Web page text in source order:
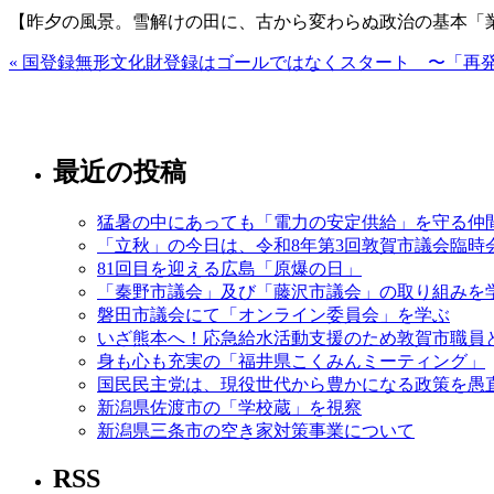
【昨夕の風景。雪解けの田に、古から変わらぬ政治の基本
« 国登録無形文化財登録はゴールではなくスタート 〜「再
最近の投稿
猛暑の中にあっても「電力の安定供給」を守る仲
「立秋」の今日は、令和8年第3回敦賀市議会臨時
81回目を迎える広島「原爆の日」
「秦野市議会」及び「藤沢市議会」の取り組みを
磐田市議会にて「オンライン委員会」を学ぶ
いざ熊本へ！応急給水活動支援のため敦賀市職員
身も心も充実の「福井県こくみんミーティング」
国民民主党は、現役世代から豊かになる政策を愚
新潟県佐渡市の「学校蔵」を視察
新潟県三条市の空き家対策事業について
RSS